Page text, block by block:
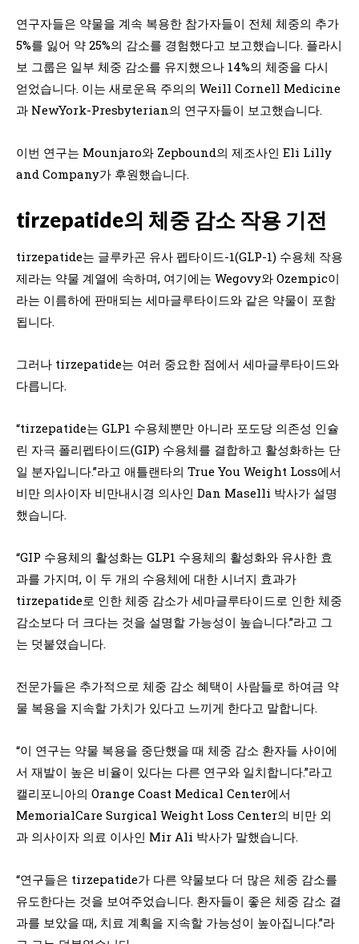
연구자들은 약물을 계속 복용한 참가자들이 전체 체중의 추가
5%를 잃어 약 25%의 감소를 경험했다고 보고했습니다. 플라시
보 그룹은 일부 체중 감소를 유지했으나 14%의 체중을 다시
얻었습니다. 이는 새로운욕 주의의 Weill Cornell Medicine
과 NewYork-Presbyterian의 연구자들이 보고했습니다.
이번 연구는 Mounjaro와 Zepbound의 제조사인 Eli Lilly
and Company가 후원했습니다.
tirzepatide의 체중 감소 작용 기전
tirzepatide는 글루카곤 유사 펩타이드-1(GLP-1) 수용체 작용
제라는 약물 계열에 속하며, 여기에는 Wegovy와 Ozempic이
라는 이름하에 판매되는 세마글루타이드와 같은 약물이 포함
됩니다.
그러나 tirzepatide는 여러 중요한 점에서 세마글루타이드와
다릅니다.
“tirzepatide는 GLP1 수용체뿐만 아니라 포도당 의존성 인슐
린 자극 폴리펩타이드(GIP) 수용체를 결합하고 활성화하는 단
일 분자입니다.”라고 애틀랜타의 True You Weight Loss에서
비만 의사이자 비만내시경 의사인 Dan Maselli 박사가 설명
했습니다.
“GIP 수용체의 활성화는 GLP1 수용체의 활성화와 유사한 효
과를 가지며, 이 두 개의 수용체에 대한 시너지 효과가
tirzepatide로 인한 체중 감소가 세마글루타이드로 인한 체중
감소보다 더 크다는 것을 설명할 가능성이 높습니다.”라고 그
는 덧붙였습니다.
전문가들은 추가적으로 체중 감소 혜택이 사람들로 하여금 약
물 복용을 지속할 가치가 있다고 느끼게 한다고 말합니다.
“이 연구는 약물 복용을 중단했을 때 체중 감소 환자들 사이에
서 재발이 높은 비율이 있다는 다른 연구와 일치합니다.”라고
캘리포니아의 Orange Coast Medical Center에서
MemorialCare Surgical Weight Loss Center의 비만 외
과 의사이자 의료 이사인 Mir Ali 박사가 말했습니다.
“연구들은 tirzepatide가 다른 약물보다 더 많은 체중 감소를
유도한다는 것을 보여주었습니다. 환자들이 좋은 체중 감소 결
과를 보았을 때, 치료 계획을 지속할 가능성이 높아집니다.”라